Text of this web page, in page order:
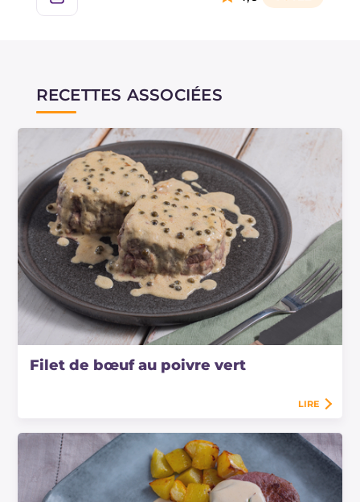
RECETTES ASSOCIÉES
Filet de bœuf au poivre vert
LIRE